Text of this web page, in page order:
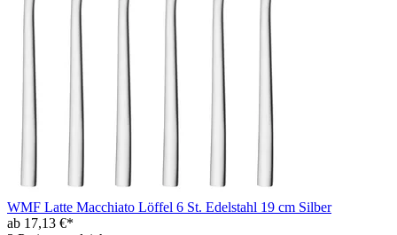
WMF Latte Macchiato Löffel 6 St. Edelstahl 19 cm Silber
ab 17,13 €*